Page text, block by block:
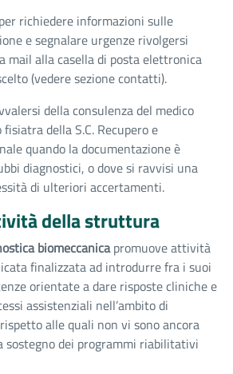
richiedere informazioni sulle
e segnalare urgenze rivolgersi
mail alla casella di posta elettronica
(vedere sezione contatti).
della consulenza del medico
della S.C. Recupero e
quando la documentazione è
diagnostici, o dove si ravvisi una
di ulteriori accertamenti.
della struttura
biomeccanicapromuove attività
finalizzata ad introdurre fra i suoi
orientate a dare risposte cliniche e
assistenziali nell’ambito di
alle quali non vi sono ancora
sostegno dei programmi riabilitativi